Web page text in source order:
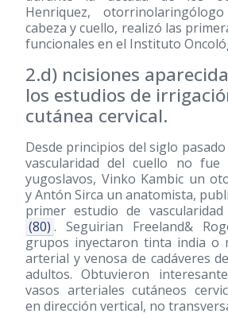
Henriquez,
cabeza y cuello, realizó las
funcionales en el Instituto
2.d) ncisiones
los estudios de
cutánea cervical.
Desde principios del siglo
vascularidad del cuello no fue
yugoslavos, Vinko Kambic un
y Antón Sirca un anatomista,
primer estudio de vascularidad
(80) . Seguirian Freeland&
grupos inyectaron tinta india o
arterial y venosa de cadáveres
adultos. Obtuvieron
vasos arteriales cutáneos
en dirección vertical, no